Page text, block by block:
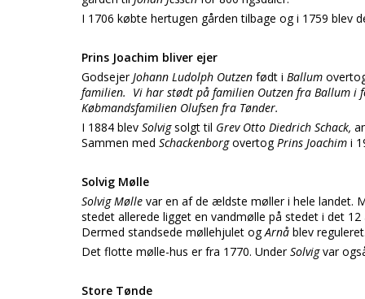
I 1706 købte hertugen gården tilbage og i 1759 blev
Prins Joachim bliver ejer
GodsejerJohann Ludolph Outzen født i Ballum
familien. Vi har stødt på familien Outzen fra Ballum i
Købmandsfamilien Olufsen fra Tønder.
I 1884 blev Solvigsolgt til Grev Otto Diedrich Schack,
Sammen med SchackenborgovertogPrins Joachim i
Solvig Mølle
Solvig Mølle var en af de ældste møller i hele landet.
stedet allerede ligget en vandmølle på stedet i det
Dermed standsede møllehjulet ogArnå blev
Det flotte mølle-hus er fra 1770. UnderSolvigvar
Store Tønde